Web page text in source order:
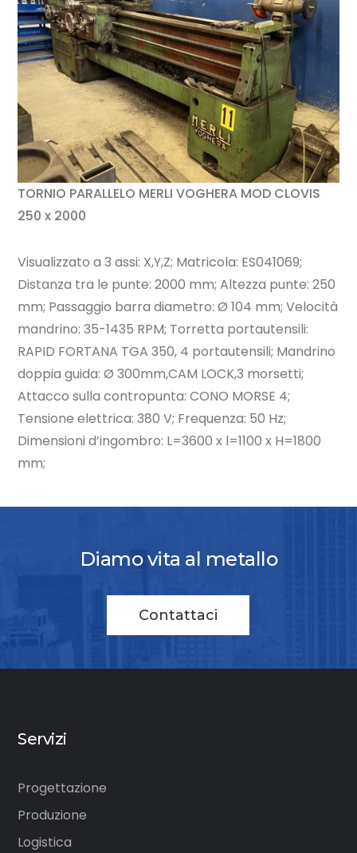
TORNIO PARALLELO MERLI VOGHERA MOD CLOVIS
250 x 2000
Visualizzato a 3 assi: X,Y,Z; Matricola: ES041069;
Distanza tra le punte: 2000 mm; Altezza punte: 250
mm; Passaggio barra diametro: Ø 104 mm; Velocità
mandrino: 35-1435 RPM; Torretta portautensili:
RAPID FORTANA TGA 350, 4 portautensili; Mandrino
doppia guida: Ø 300mm,CAM LOCK,3 morsetti;
Attacco sulla contropunta: CONO MORSE 4;
Tensione elettrica: 380 V; Frequenza: 50 Hz;
Dimensioni d’ingombro: L=3600 x l=1100 x H=1800
mm;
Diamo vita al metallo
Contattaci
Servizi
Progettazione
Produzione
Logistica